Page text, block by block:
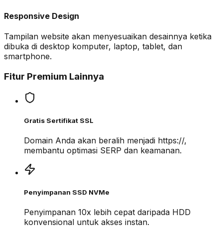
Responsive Design
Tampilan website akan menyesuaikan desainnya ketika
dibuka di desktop komputer, laptop, tablet, dan
smartphone.
Fitur Premium Lainnya
Gratis Sertifikat SSL
Domain Anda akan beralih menjadi https://,
membantu optimasi SERP dan keamanan.
Penyimpanan SSD NVMe
Penyimpanan 10x lebih cepat daripada HDD
konvensional untuk akses instan.